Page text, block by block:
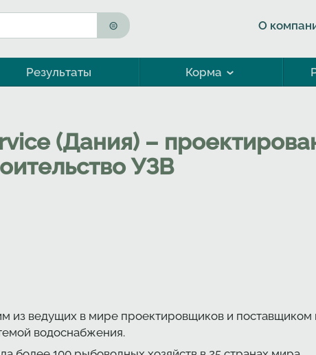
О
Результаты Корма
(Дания) –
УЗВ
из ведущих в мире проектировщиков и
водоснабжения.